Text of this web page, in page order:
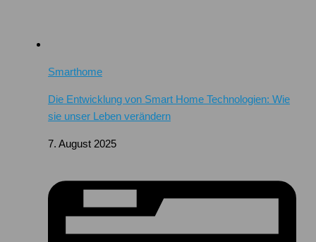
Smarthome
Die Entwicklung von Smart Home Technologien: Wie
sie unser Leben verändern
7. August 2025